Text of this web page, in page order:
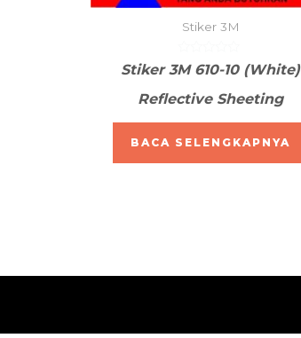
Stiker 3M
Dinilai
0
5
Stiker 3M 610-10 (White)
Reflective Sheeting
BACA SELENGKAPNYA